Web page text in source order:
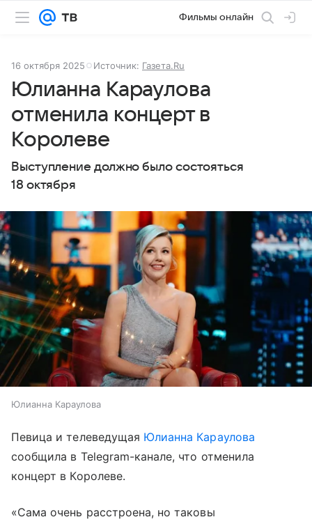
Фильмы онлайн
16 октября 2025 Источник: Газета.Ru
Юлианна Караулова
отменила концерт в
Королеве
Выступление должно было состояться
18 октября
Юлианна Караулова
Певица и телеведущая Юлианна Караулова
сообщила в Telegram-канале, что отменила
концерт в Королеве.
«Сама очень расстроена, но таковы